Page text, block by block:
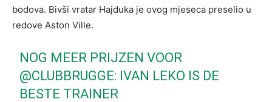
bodova. Bivši vratar Hajduka je ovog mjeseca preselio u
redove Aston Ville.
NOG MEER PRIJZEN VOOR
@CLUBBRUGGE: IVAN LEKO IS DE
BESTE TRAINER